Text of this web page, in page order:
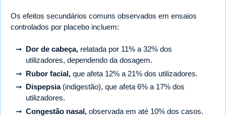
Os efeitos secundários comuns observados em ensaios
controlados por placebo incluem:
Dor de cabeça, relatada por 11% a 32% dos
utilizadores, dependendo da dosagem.
Rubor facial, que afeta 12% a 21% dos utilizadores.
Dispepsia(indigestão), que afeta 6% a 17% dos
utilizadores.
Congestão nasal, observada em até 10% dos casos.